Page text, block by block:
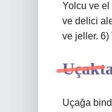
Yolcu ve el
ve delici
ve jeller. 6)
Uçağa